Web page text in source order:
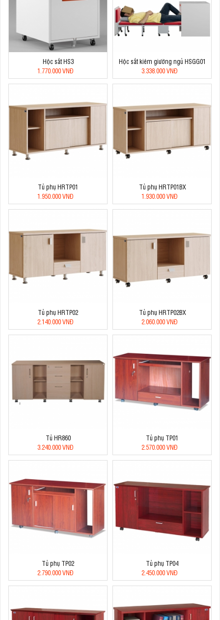
Hộc sắt HS3
1.770.000 VNĐ
Hộc sắt kiêm giường ngủ HSGG01
3.338.000 VNĐ
Tủ phụ HRTP01
1.950.000 VNĐ
Tủ phụ HRTP01BX
1.930.000 VNĐ
Tủ phụ HRTP02
2.140.000 VNĐ
Tủ phụ HRTP02BX
2.060.000 VNĐ
Tủ HR860
3.240.000 VNĐ
Tủ phụ TP01
2.570.000 VNĐ
Tủ phụ TP02
2.790.000 VNĐ
Tủ phụ TP04
2.450.000 VNĐ